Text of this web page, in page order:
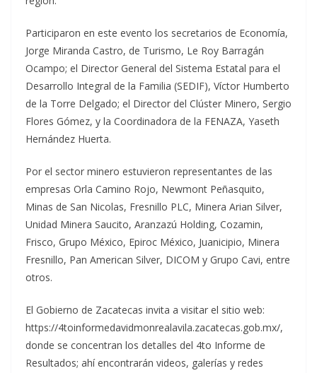
Participaron en este evento los secretarios de Economía,
Jorge Miranda Castro, de Turismo, Le Roy Barragán
Ocampo; el Director General del Sistema Estatal para el
Desarrollo Integral de la Familia (SEDIF), Víctor Humberto
de la Torre Delgado; el Director del Clúster Minero, Sergio
Flores Gómez, y la Coordinadora de la FENAZA, Yaseth
Hernández Huerta.
Por el sector minero estuvieron representantes de las
empresas Orla Camino Rojo, Newmont Peñasquito,
Minas de San Nicolas, Fresnillo PLC, Minera Arian Silver,
Unidad Minera Saucito, Aranzazú Holding, Cozamin,
Frisco, Grupo México, Epiroc México, Juanicipio, Minera
Fresnillo, Pan American Silver, DICOM y Grupo Cavi, entre
otros.
El Gobierno de Zacatecas invita a visitar el sitio web:
https://4toinformedavidmonrealavila.zacatecas.gob.mx/,
donde se concentran los detalles del 4to Informe de
Resultados; ahí encontrarán videos, galerías y redes